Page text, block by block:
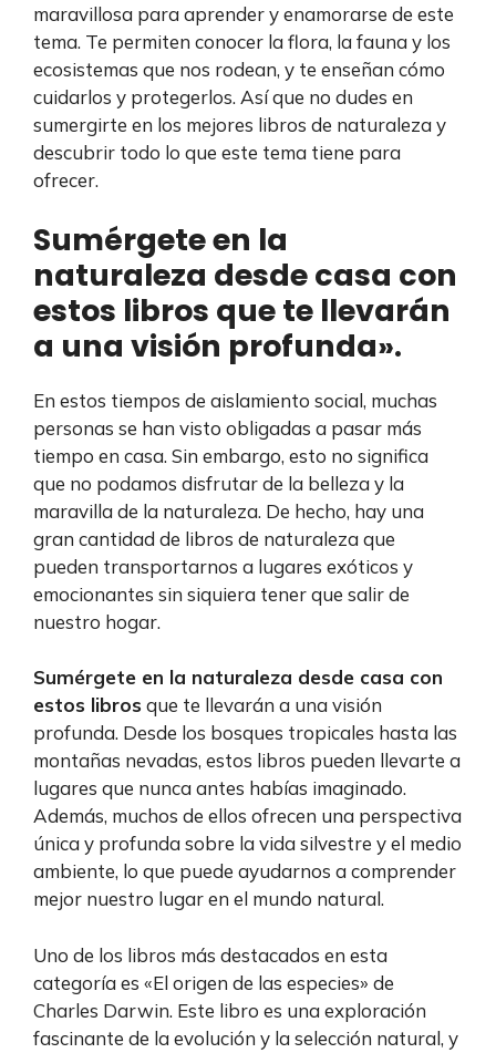
maravillosa para aprender y enamorarse de este
tema. Te permiten conocer la flora, la fauna y los
ecosistemas que nos rodean, y te enseñan cómo
cuidarlos y protegerlos. Así que no dudes en
sumergirte en los mejores libros de naturaleza y
descubrir todo lo que este tema tiene para
ofrecer.
Sumérgete en la
naturaleza desde casa con
estos libros que te llevarán
a una visión profunda».
En estos tiempos de aislamiento social, muchas
personas se han visto obligadas a pasar más
tiempo en casa. Sin embargo, esto no significa
que no podamos disfrutar de la belleza y la
maravilla de la naturaleza. De hecho, hay una
gran cantidad de libros de naturaleza que
pueden transportarnos a lugares exóticos y
emocionantes sin siquiera tener que salir de
nuestro hogar.
Sumérgete en la naturaleza desde casa con
estos libros que te llevarán a una visión
profunda. Desde los bosques tropicales hasta las
montañas nevadas, estos libros pueden llevarte a
lugares que nunca antes habías imaginado.
Además, muchos de ellos ofrecen una perspectiva
única y profunda sobre la vida silvestre y el medio
ambiente, lo que puede ayudarnos a comprender
mejor nuestro lugar en el mundo natural.
Uno de los libros más destacados en esta
categoría es «El origen de las especies» de
Charles Darwin. Este libro es una exploración
fascinante de la evolución y la selección natural, y